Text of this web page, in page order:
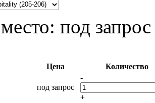
под запрос
Цена Количество
под запрос
-
+